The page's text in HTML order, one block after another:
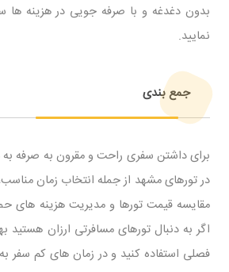
بدون دغدغه و با صرفه ‌جویی در هزینه‌ ها
نمایید.
جمع‌ بندی
برای داشتن سفری راحت و مقرون ‌به ‌صرفه
در تورهای مشهد از جمله انتخاب زمان
مقایسه قیمت تورها و مدیریت هزینه
اگر به دنبال تورهای مسافرتی ارزان
فصلی استفاده کنید و در زمان ‌های کم ‌سفر